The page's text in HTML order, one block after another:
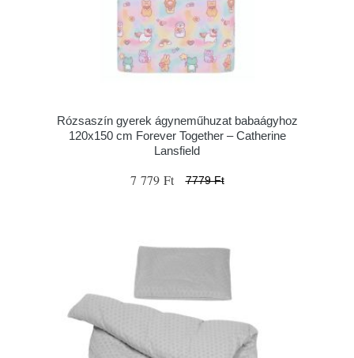
Rózsaszín gyerek ágyneműhuzat babaágyhoz
120x150 cm Forever Together – Catherine
Lansfield
7 779 Ft 7779 Ft